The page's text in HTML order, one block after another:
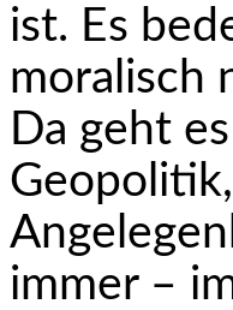
ist. Es
moralisch
Da geht
immer –